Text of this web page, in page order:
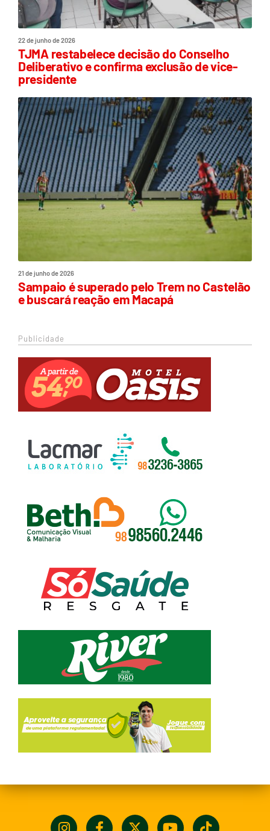
22 de junho de 2026
TJMA restabelece decisão do Conselho
Deliberativo e confirma exclusão de vice-
presidente
21 de junho de 2026
Sampaio é superado pelo Trem no Castelão
e buscará reação em Macapá
Publicidade